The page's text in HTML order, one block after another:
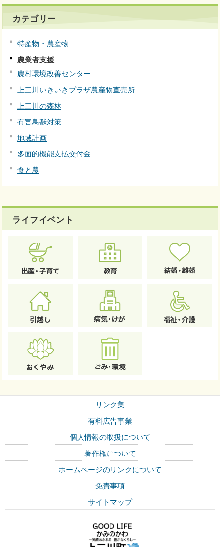
カテゴリー
特産物・農産物
農業者支援
農村環境改善センター
上三川いきいきプラザ農産物直売所
上三川の森林
有害鳥獣対策
地域計画
多面的機能支払交付金
食と農
ライフイベント
リンク集
有料広告事業
個人情報の取扱について
著作権について
ホームページのリンクについて
免責事項
サイトマップ